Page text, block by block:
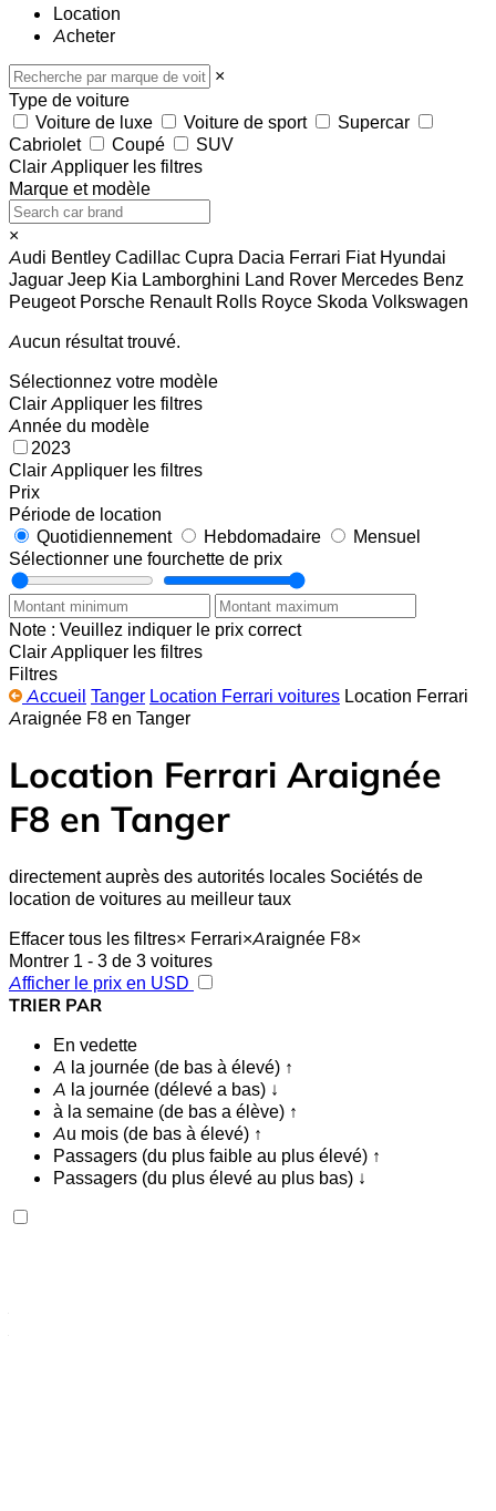
Location
Acheter
×
Type de voiture
Voiture de luxe
Voiture de sport
Supercar
Cabriolet
Coupé
SUV
Clair Appliquer les filtres
Marque et modèle
×
Audi Bentley Cadillac Cupra Dacia Ferrari Fiat Hyundai
Jaguar Jeep Kia Lamborghini Land Rover Mercedes Benz
Peugeot Porsche Renault Rolls Royce Skoda Volkswagen
Aucun résultat trouvé.
Sélectionnez votre modèle
Clair Appliquer les filtres
Année du modèle
2023
Clair Appliquer les filtres
Prix
Période de location
Quotidiennement
Hebdomadaire
Mensuel
Sélectionner une fourchette de prix
Note : Veuillez indiquer le prix correct
Clair Appliquer les filtres
Filtres
Accueil Tanger Location Ferrari voitures Location Ferrari
Araignée F8 en Tanger
Location Ferrari Araignée
F8 en Tanger
directement auprès des autorités locales Sociétés de
location de voitures au meilleur taux
Effacer tous les filtres× Ferrari×Araignée F8×
Montrer 1 - 3 de 3 voitures
Afficher le prix en USD
TRIER PAR
En vedette
A la journée (de bas à élevé) ↑
A la journée (délevé a bas) ↓
à la semaine (de bas a élève) ↑
Au mois (de bas à élevé) ↑
Passagers (du plus faible au plus élevé) ↑
Passagers (du plus élevé au plus bas) ↓